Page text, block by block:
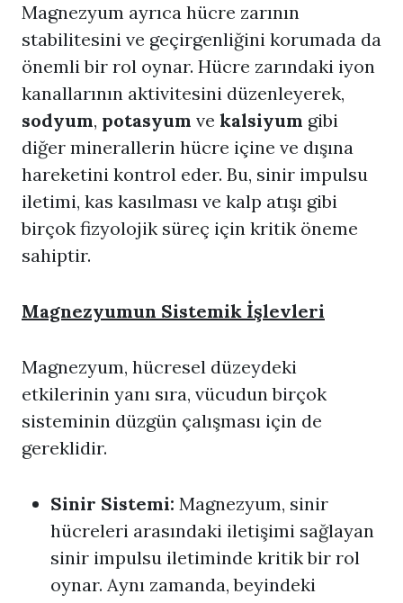
Magnezyum ayrıca hücre zarının
stabilitesini ve geçirgenliğini korumada da
önemli bir rol oynar. Hücre zarındaki iyon
kanallarının aktivitesini düzenleyerek,
sodyum, potasyum ve kalsiyum gibi
diğer minerallerin hücre içine ve dışına
hareketini kontrol eder. Bu, sinir impulsu
iletimi, kas kasılması ve kalp atışı gibi
birçok fizyolojik süreç için kritik öneme
sahiptir.
Magnezyumun Sistemik İşlevleri
Magnezyum, hücresel düzeydeki
etkilerinin yanı sıra, vücudun birçok
sisteminin düzgün çalışması için de
gereklidir.
Sinir Sistemi: Magnezyum, sinir
hücreleri arasındaki iletişimi sağlayan
sinir impulsu iletiminde kritik bir rol
oynar. Aynı zamanda, beyindeki